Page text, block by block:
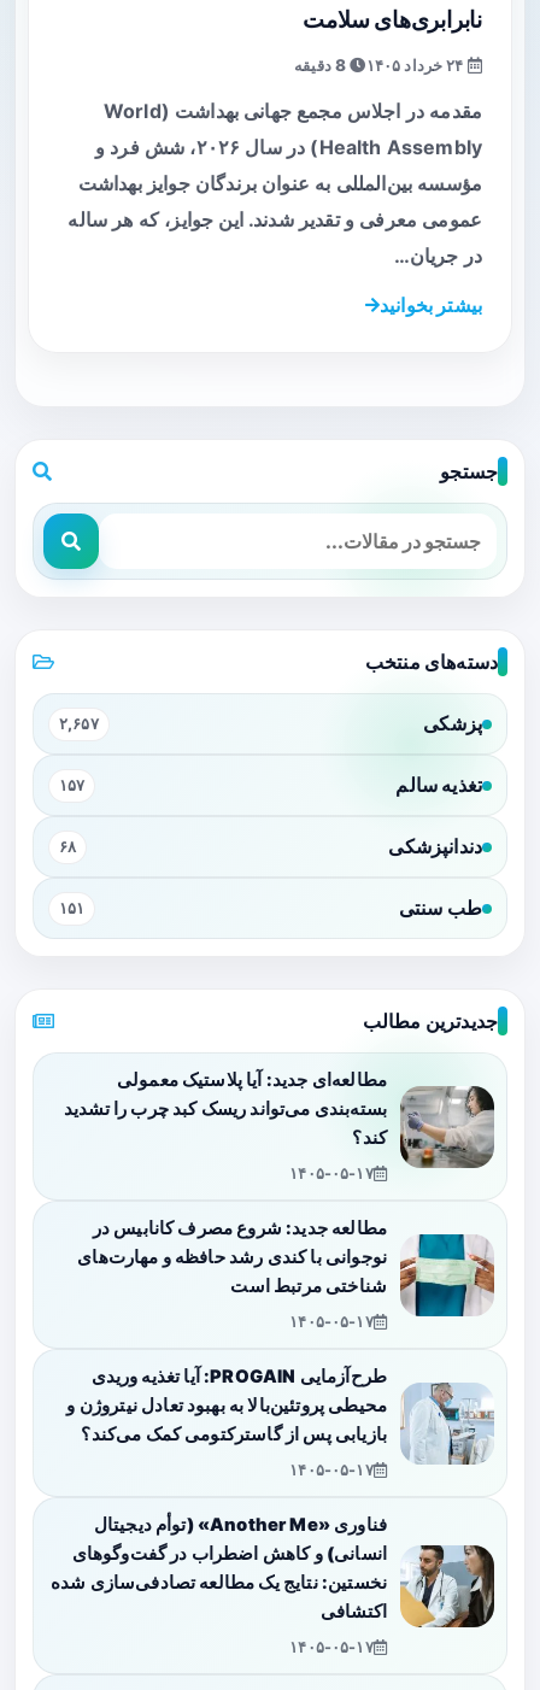
نابرابری‌های سلامت
8 دقیقه
مقدمه در اجلاس مجمع جهانی بهداشت (World
Health Assembly) در سال ۲۰۲۶، شش فرد و
مؤسسه بین‌المللی به عنوان برندگان جوایز بهداشت
عمومی معرفی و تقدیر شدند. این جوایز، که هر ساله
در جریان…
بیشتر بخوانید
جستجو
دسته‌های منتخب
پزشکی ۲,۶۵۷
تغذیه سالم ۱۵۷
دندانپزشکی ۶۸
طب سنتی ۱۵۱
جدیدترین مطالب
مطالعه‌ای جدید: آیا پلاستیک معمولی
بسته‌بندی می‌تواند ریسک کبد چرب را تشدید
کند؟
۱۴۰۵-۰۵-۱۷
مطالعه جدید: شروع مصرف کانابیس در
نوجوانی با کندی رشد حافظه و مهارت‌های
شناختی مرتبط است
۱۴۰۵-۰۵-۱۷
طرح‌آزمایی PROGAIN: آیا تغذیه وریدی
محیطی پروتئین‌بالا به بهبود تعادل نیتروژن و
بازیابی پس از گاسترکتومی کمک می‌کند؟
۱۴۰۵-۰۵-۱۷
فناوری «Another Me» (توأم دیجیتال
انسانی) و کاهش اضطراب در گفت‌وگوهای
نخستین: نتایج یک مطالعه تصادفی‌سازی شده
اکتشافی
۱۴۰۵-۰۵-۱۷